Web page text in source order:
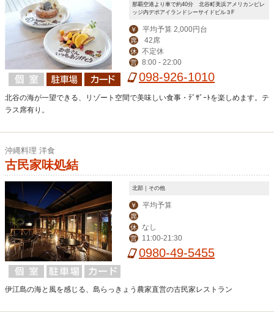
那覇空港より車で約40分 北谷町美浜アメリカンビレ
ッジ内デポアイランドシーサイドビル３F
￥ 平均予算 2,000円台
席 42席
休 不定休
営 8:00 - 22:00
098-926-1010
北谷の海が一望できる、リゾート空間で美味しい食事・ﾃﾞｻﾞｰﾄを楽しめます。テ
ラス席有り。
沖縄料理 洋食
古民家味処結
北部｜その他
￥ 平均予算
席
休
なし
営 11:00-21:30
0980-49-5455
伊江島の海と風を感じる、島らっきょう農家直営の古民家レストラン